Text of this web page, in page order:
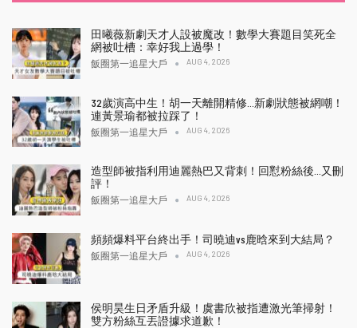
田曦薇新劇天才人設被魔改！數學大賽題目笑死全
網被吐槽：幸好我上過學！
飯圈第一追星大戶 AUG 4, 2026
32歲演高中生！胡一天離開精修…新劇狀態被網嘲！
連黃景瑜都被拉踩了！
飯圈第一追星大戶 AUG 4, 2026
造型師被指利用迪麗熱巴又背刺！回懟粉絲後…又刪
評！
飯圈第一追星大戶 AUG 4, 2026
頻頻爆料平台終出手！司曉迪vs鹿晗來到大結局？
飯圈第一追星大戶 AUG 4, 2026
侯明昊生日矛盾升級！虞書欣被指遭激光筆掃射！
雙方粉絲互丟證據求道歉！